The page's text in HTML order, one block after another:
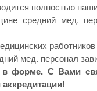
полностью
средний мед.
мед. персонал
в форме. С Вами